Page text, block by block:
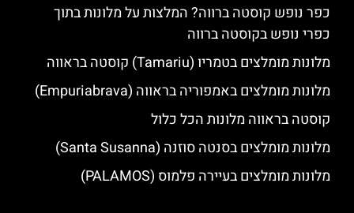
כפר נופש קוסטה ברווה? המלצות על מלונות בתוך
כפרי נופש בקוסטה ברווה
מלונות מומלצים בטמריו (Tamariu) קוסטה בראווה
מלונות מומלצים באמפוריה בראווה (Empuriabrava)
קוסטה בראווה מלונות הכל כלול
מלונות מומלצים בסנטה סוזנה (Santa Susanna)
מלונות מומלצים בעיירה פלמוס (PALAMOS)